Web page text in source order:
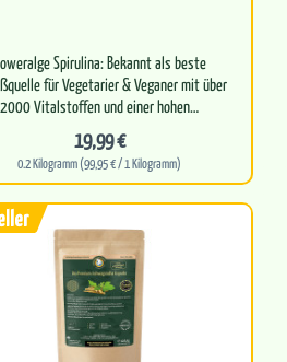
Spirulina: Bekannt als beste
für Vegetarier & Veganer mit über
19,99 €
0.2 Kilogramm (99,95 € / 1 Kilogramm)